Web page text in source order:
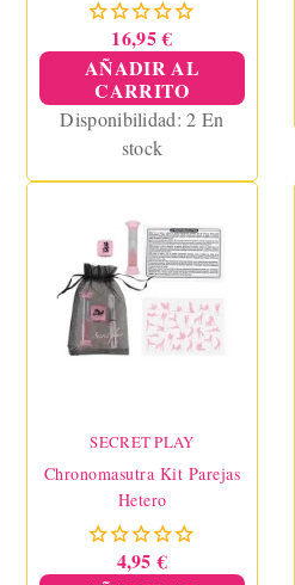
16,95 €
AÑADIR AL
CARRITO
Disponibilidad:2 En
stock
SECRET PLAY
Chronomasutra Kit Parejas
Hetero
4,95 €